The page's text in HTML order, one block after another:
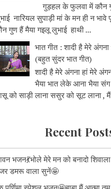
गुड़हल के फुलवा में कौन
नारियल सुपाड़ी मां के मन ही न
गुण हैं मैया गइलू लुभाई हाथी ...
भात गीत : शादी है मेरे
(बहुत सुंदर भात गीत)
शादी है मेरे अंगना हां मेरे
भैया भात लेके आना भैया संग
को साड़ी लाना ससुर को सूट लाना ,
Recent
भजन💃भोले मेरे मन को बनादो
डमरू वाला सुनें🤩